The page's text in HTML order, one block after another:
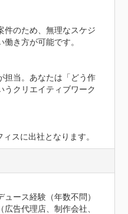
件のため、無理なスケジ
き方が可能です。
担当。あなたは「どう作
うクリエイティブワーク
スに出社となります。
ュース経験（年数不問）
広告代理店、制作会社、